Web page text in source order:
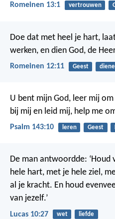
Romeinen 13:1 vertrouwen
Doe dat met heel je hart,
werken, en dien God, de
Romeinen 12:11 Geest
U bent mijn God, leer mij
bij mij en leid mij, help me
Psalm 143:10 leren Geest
De man antwoordde: ‘Houd
hele hart, met je hele ziel,
al je kracht. En houd
van jezelf.’
Lucas 10:27 wet liefde